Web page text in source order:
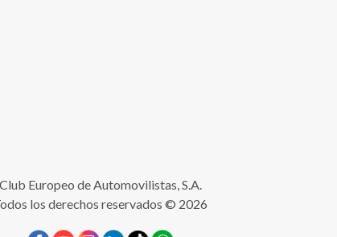
Club Europeo de Automovilistas, S.A.
los derechos reservados © 2026